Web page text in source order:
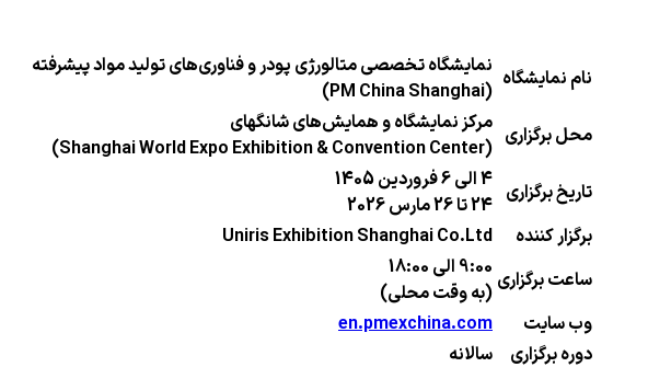
نام نمایشگاه نمایشگاه تخصصی متالورژی پودر و فناوری‌های تولید مواد پیشرفته
(PM China Shanghai)
محل برگزاری مرکز نمایشگاه و همایش‌های شانگهای
(Shanghai World Expo Exhibition & Convention Center)
تاریخ برگزاری 4 الی 6 فروردین 1405
24 تا 26 مارس 2026
برگزار کننده
Uniris Exhibition Shanghai Co.Ltd
ساعت برگزاری 9:00 الی 18:00
(به وقت محلی)
وب سایت
en.pmexchina.com
دوره برگزاری
سالانه